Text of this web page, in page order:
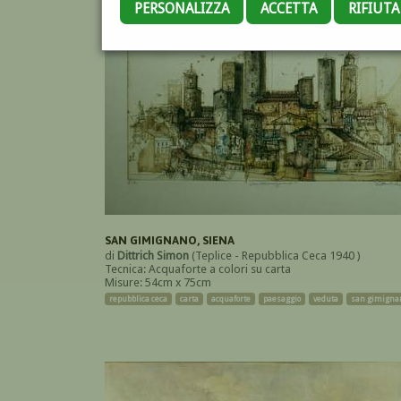
PERSONALIZZA ACCETTA
SAN GIMIGNANO, SIENA
di Dittrich Simon (Teplice - Repubblica Ceca 1940 )
Tecnica: Acquaforte a colori su carta
Misure: 54cm x 75cm
repubblica ceca carta acquaforte paesaggio veduta san